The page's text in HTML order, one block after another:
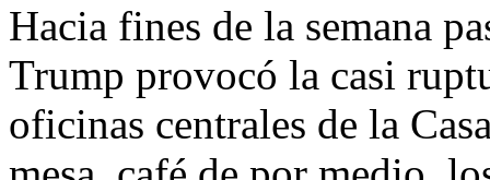
Hacia fines de la semana
Trump provocó la casi
oficinas centrales de la